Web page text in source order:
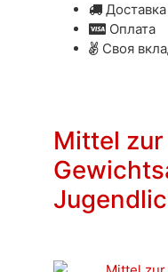
Доставка
Оплата
Своя
Mittel zur